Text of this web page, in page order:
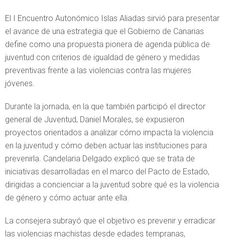
El I Encuentro Autonómico Islas Aliadas sirvió para presentar
el avance de una estrategia que el Gobierno de Canarias
define como una propuesta pionera de agenda pública de
juventud con criterios de igualdad de género y medidas
preventivas frente a las violencias contra las mujeres
jóvenes.
Durante la jornada, en la que también participó el director
general de Juventud, Daniel Morales, se expusieron
proyectos orientados a analizar cómo impacta la violencia
en la juventud y cómo deben actuar las instituciones para
prevenirla. Candelaria Delgado explicó que se trata de
iniciativas desarrolladas en el marco del Pacto de Estado,
dirigidas a concienciar a la juventud sobre qué es la violencia
de género y cómo actuar ante ella.
La consejera subrayó que el objetivo es prevenir y erradicar
las violencias machistas desde edades tempranas,